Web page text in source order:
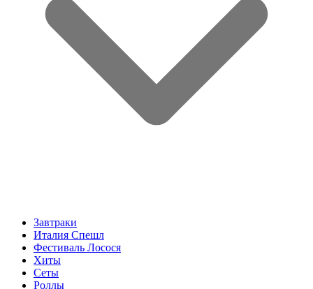
Завтраки
Италия Спешл
Фестиваль Лосося
Хиты
Сеты
Роллы